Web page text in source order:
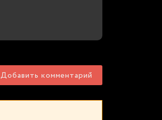
Добавить комментарий